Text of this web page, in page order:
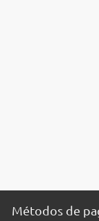
Métodos de